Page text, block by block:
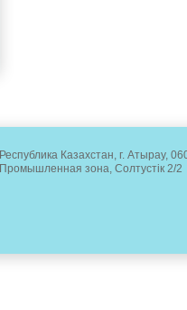
Республика Казахстан, г. Атырау,
Промышленная зона, Солтустік 2/2